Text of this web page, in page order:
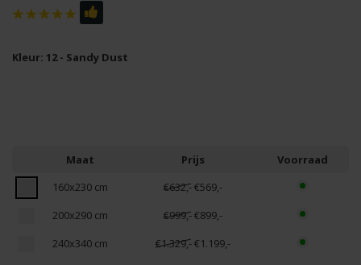
Kleur: 12 - Sandy Dust
Maat Prijs
Voorraad
160x230 cm
€632,-€569,-
200x290 cm
€999,-€899,-
240x340 cm
€1.329,-€1.199,-